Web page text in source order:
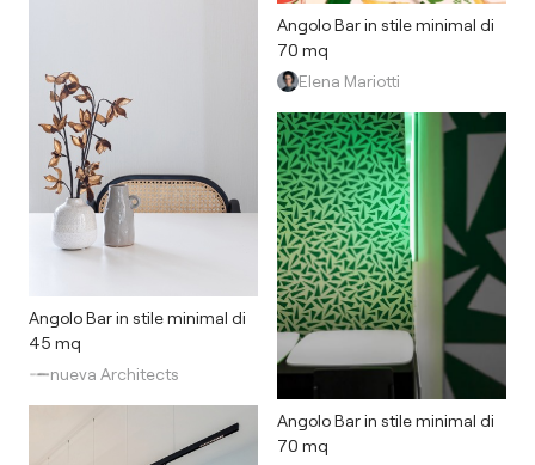
Angolo Bar in stile minimal di
45 mq
nueva Architects
Angolo Bar in stile minimal di
70 mq
Elena Mariotti
Angolo Bar in stile minimal di
70 mq